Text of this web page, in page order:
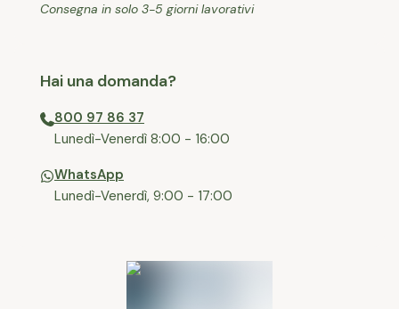
Consegna in solo 3-5 giorni lavorativi
Hai una domanda?
800 97 86 37
⁠Lunedì-Venerdì 8:00 - 16:00
WhatsApp
Lunedì-Venerdì, 9:00 - 17:00